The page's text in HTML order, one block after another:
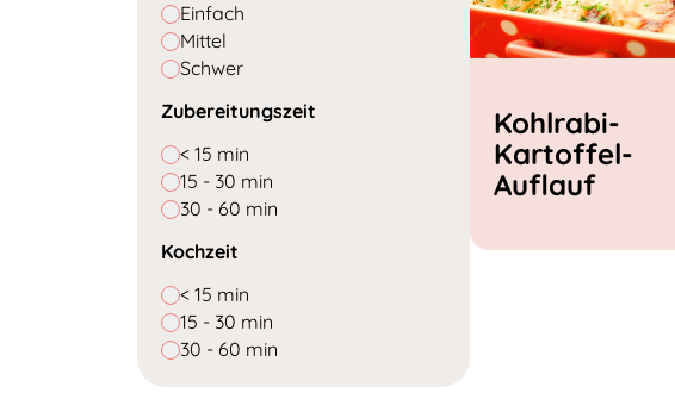
Einfach
Mittel
Schwer
Zubereitungszeit
< 15 min
15 - 30 min
30 - 60 min
Kochzeit
< 15 min
15 - 30 min
30 - 60 min
Kohlrabi-
Kartoffel-
Auflauf